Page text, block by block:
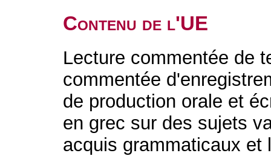
Contenu de l'UE
Lecture commentée de
commentée
de production orale et
en grec sur des sujets
acquis grammaticaux et